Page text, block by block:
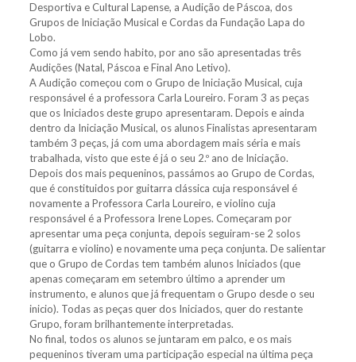
Desportiva e Cultural Lapense, a Audição de Páscoa, dos
Grupos de Iniciação Musical e Cordas da Fundação Lapa do
Lobo.
Como já vem sendo habito, por ano são apresentadas três
Audições (Natal, Páscoa e Final Ano Letivo).
A Audição começou com o Grupo de Iniciação Musical, cuja
responsável é a professora Carla Loureiro. Foram 3 as peças
que os Iniciados deste grupo apresentaram. Depois e ainda
dentro da Iniciação Musical, os alunos Finalistas apresentaram
também 3 peças, já com uma abordagem mais séria e mais
trabalhada, visto que este é já o seu 2.º ano de Iniciação.
Depois dos mais pequeninos, passámos ao Grupo de Cordas,
que é constituidos por guitarra clássica cuja responsável é
novamente a Professora Carla Loureiro, e violino cuja
responsável é a Professora Irene Lopes. Começaram por
apresentar uma peça conjunta, depois seguiram-se 2 solos
(guitarra e violino) e novamente uma peça conjunta. De salientar
que o Grupo de Cordas tem também alunos Iniciados (que
apenas começaram em setembro último a aprender um
instrumento, e alunos que já frequentam o Grupo desde o seu
inicio). Todas as peças quer dos Iniciados, quer do restante
Grupo, foram brilhantemente interpretadas.
No final, todos os alunos se juntaram em palco, e os mais
pequeninos tiveram uma participação especial na última peça